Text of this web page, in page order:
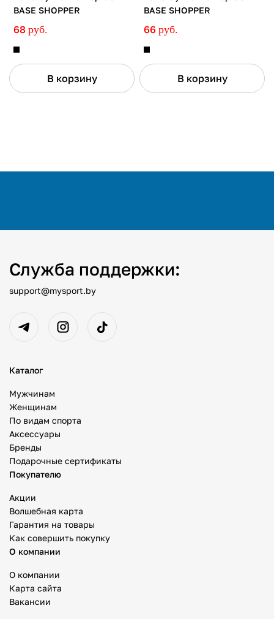
BASE SHOPPER
68 руб.
В корзину
BASE SHOPPER
66 руб.
В корзину
Служба поддержки:
support@mysport.by
Каталог
Мужчинам
Женщинам
По видам спорта
Аксессуары
Бренды
Подарочные сертификаты
Покупателю
Акции
Волшебная карта
Гарантия на товары
Как совершить покупку
О компании
О компании
Карта сайта
Вакансии